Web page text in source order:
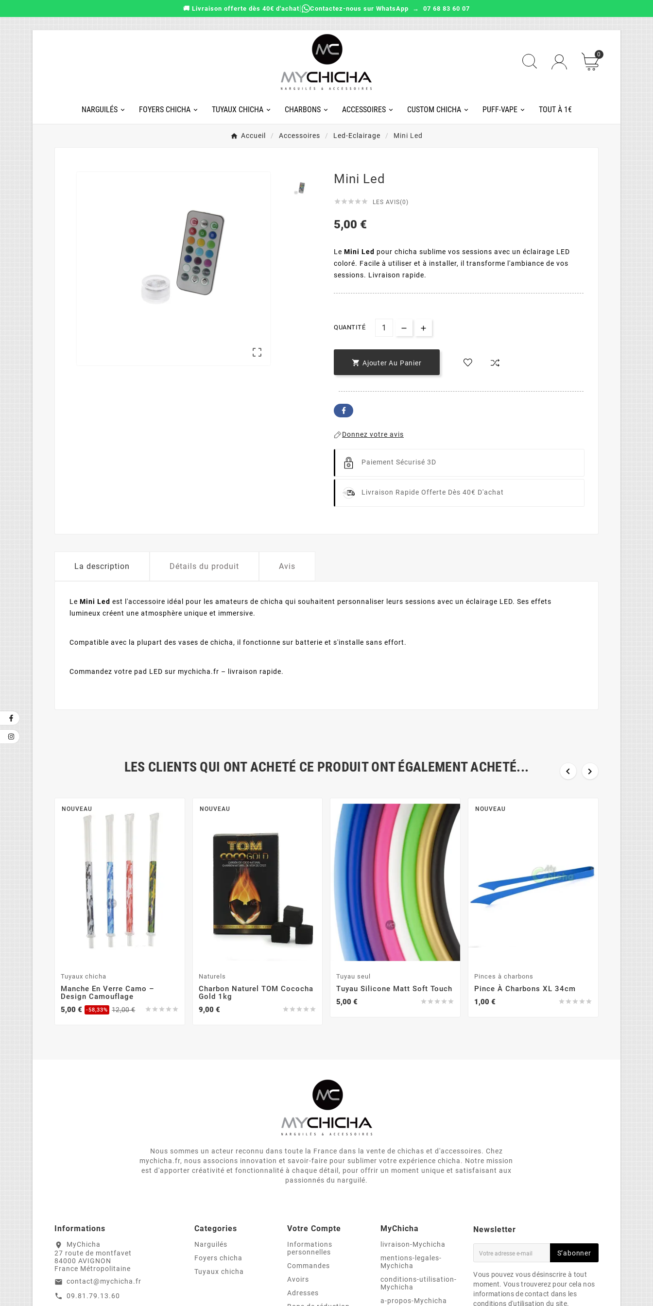
🚚 Livraison offerte dès 40€ d'achat| Contactez-nous sur WhatsApp → 07 68 83 60 07
0
NARGUILÉS FOYERS CHICHA TUYAUX CHICHA CHARBONS ACCESSOIRES CUSTOM CHICHA PUFF-VAPE TOUT À 1€
Accueil Accessoires Led-Eclairage Mini Led

Mini Led
     LES AVIS(0)
5,00 €
Le Mini Led pour chicha sublime vos sessions avec un éclairage LED
coloré. Facile à utiliser et à installer, il transforme l'ambiance de vos
sessions. Livraison rapide.
QUANTITÉ
 Ajouter Au Panier
Donnez votre avis
Paiement Sécurisé 3D
Livraison Rapide Offerte Dès 40€ D'achat
La description Détails du produit Avis
LeMini Led est l'accessoire idéal pour les amateurs de chicha qui souhaitent personnaliser leurs sessions avec un éclairage LED. Ses effets
lumineux créent une atmosphère unique et immersive.
Compatible avec la plupart des vases de chicha, il fonctionne sur batterie et s'installe sans effort.
Commandez votre pad LED sur mychicha.fr – livraison rapide.
LES CLIENTS QUI ONT ACHETÉ CE PRODUIT ONT ÉGALEMENT ACHETÉ...  
NOUVEAU
Tuyaux chicha
Manche En Verre Camo –
Design Camouflage
    
5,00 € -58,33% 12,00 €
NOUVEAU
Naturels
Charbon Naturel TOM Cococha
Gold 1kg
    
9,00 €
Tuyau seul
Tuyau Silicone Matt Soft Touch
    
5,00 €
NOUVEAU
Pinces à charbons
Pince À Charbons XL 34cm
    
1,00 €
Nous sommes un acteur reconnu dans toute la France dans la vente de chichas et d'accessoires. Chez
mychicha.fr, nous associons innovation et savoir-faire pour sublimer votre expérience chicha. Notre mission
est d'apporter créativité et fonctionnalité à chaque détail, pour offrir un moment unique et satisfaisant aux
passionnés du narguilé.
Informations
location_on
MyChicha
27 route de montfavet
84000 AVIGNON
France Métropolitaine
email contact@mychicha.fr
call 09.81.79.13.60
Categories
Narguilés
Foyers chicha
Tuyaux chicha
Votre Compte
Informations
personnelles
Commandes
Avoirs
Adresses
MyChicha
livraison-Mychicha
mentions-legales-
Mychicha
conditions-utilisation-
Mychicha
a-propos-Mychicha
Newsletter
S’abonner
Vous pouvez vous désinscrire à tout
moment. Vous trouverez pour cela nos
informations de contact dans les
conditions d'utilisation du site.